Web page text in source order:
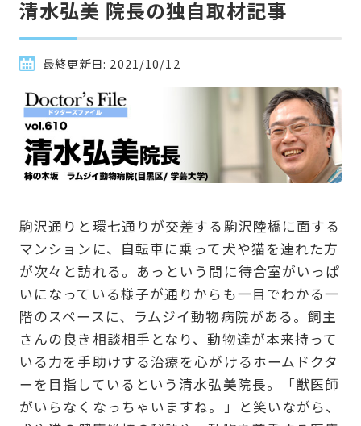
清水弘美 院長の独自取材記事
最終更新日: 2021/10/12
駒沢通りと環七通りが交差する駒沢陸橋に面する
マンションに、自転車に乗って犬や猫を連れた方
が次々と訪れる。あっという間に待合室がいっぱ
いになっている様子が通りからも一目でわかる一
階のスペースに、ラムジイ動物病院がある。飼主
さんの良き相談相手となり、動物達が本来持って
いる力を手助けする治療を心がけるホームドクタ
ーを目指しているという清水弘美院長。「獣医師
がいらなくなっちゃいますね。」と笑いながら、